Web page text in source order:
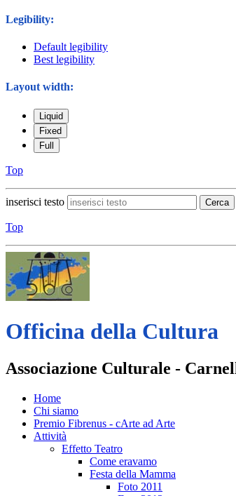
Legibility:
Default legibility
Best legibility
Layout width:
Liquid
Fixed
Full
Top
inserisci testo Cerca
Top
Officina della Cultura
Associazione Culturale -
Home
Chi siamo
Premio Fibrenus - cArte ad Arte
Attività
Effetto Teatro
Come eravamo
Festa della Mamma
Foto 2011